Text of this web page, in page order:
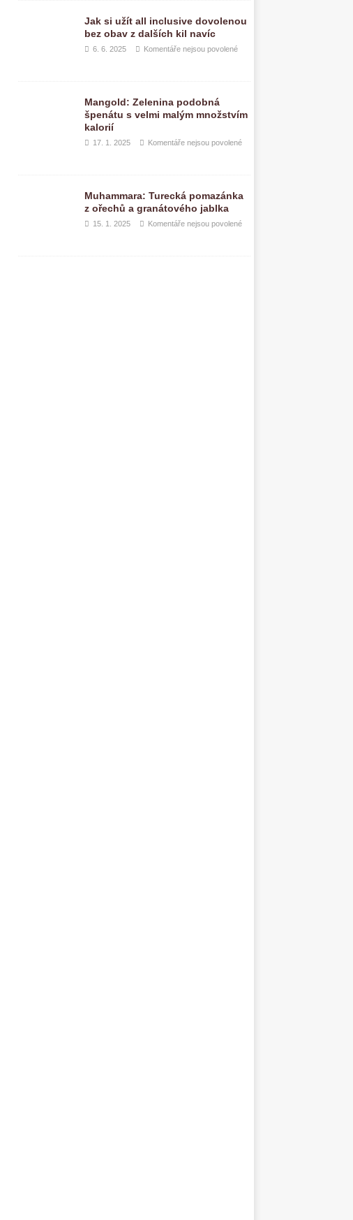
Jak si užít all inclusive dovolenou
bez obav z dalších kil navíc
6. 6. 2025 Komentáře nejsou povolené
Mangold: Zelenina podobná
špenátu s velmi malým množstvím
kalorií
17. 1. 2025 Komentáře nejsou povolené
Muhammara: Turecká pomazánka
z ořechů a granátového jablka
15. 1. 2025 Komentáře nejsou povolené